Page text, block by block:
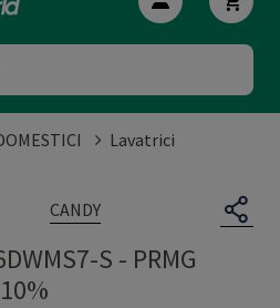
Lavatrici
CANDY
S - PRMG